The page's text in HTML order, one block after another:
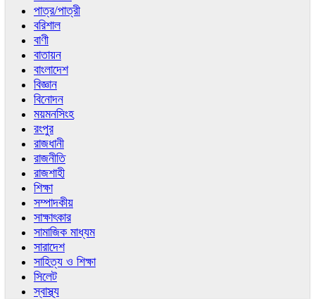
পাত্র/পাত্রী
বরিশাল
বাণী
বাতায়ন
বাংলাদেশ
বিজ্ঞান
বিনোদন
ময়মনসিংহ
রংপুর
রাজধানী
রাজনীতি
রাজশাহী
শিক্ষা
সম্পাদকীয়
সাক্ষাৎকার
সামাজিক মাধ্যম
সারাদেশ
সাহিত্য ও শিক্ষা
সিলেট
স্বাস্থ্য